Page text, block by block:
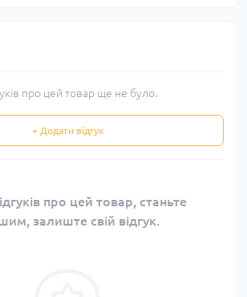
про цей товар ще не було.
+ Додати відгук
про цей товар, станьте
залиште свій відгук.